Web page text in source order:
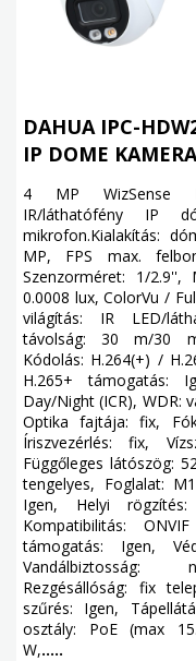
DAHUA IPC-
IP DOME KAMERA
4 MP WizSense
IR/láthatófény IP
mikrofon.Kialakítás:
MP, FPS max.
Szenzorméret: 1/2.9'',
0.0008 lux, ColorVu /
világítás: IR LED/
távolság: 30 m/30
Kódolás: H.264(+) /
H.265+ támogatás:
Day/Night (ICR), WDR:
Optika fajtája: fix,
Íriszvezérlés: fix,
Függőleges látószög:
tengelyes, Foglalat:
Igen, Helyi rögzítés:
Kompatibilitás:
támogatás: Igen,
Vandálbiztosság:
Rezgésállóság: fix
szűrés: Igen,
osztály: PoE (max
W,.....